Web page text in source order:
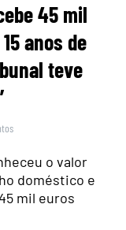
45 mil
anos de
teve
o valor
doméstico e
mil euros